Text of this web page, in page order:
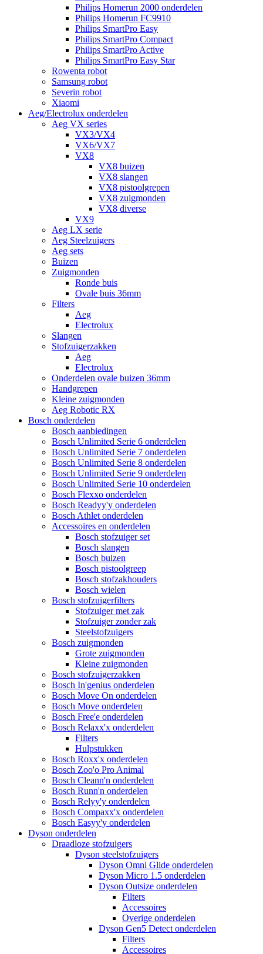
Philips Homerun 2000 onderdelen
Philips Homerun FC9910
Philips SmartPro Easy
Philips SmartPro Compact
Philips SmartPro Active
Philips SmartPro Easy Star
Rowenta robot
Samsung robot
Severin robot
Xiaomi
Aeg/Electrolux onderdelen
Aeg VX series
VX3/VX4
VX6/VX7
VX8
VX8 buizen
VX8 slangen
VX8 pistoolgrepen
VX8 zuigmonden
VX8 diverse
VX9
Aeg LX serie
Aeg Steelzuigers
Aeg sets
Buizen
Zuigmonden
Ronde buis
Ovale buis 36mm
Filters
Aeg
Electrolux
Slangen
Stofzuigerzakken
Aeg
Electrolux
Onderdelen ovale buizen 36mm
Handgrepen
Kleine zuigmonden
Aeg Robotic RX
Bosch onderdelen
Bosch aanbiedingen
Bosch Unlimited Serie 6 onderdelen
Bosch Unlimited Serie 7 onderdelen
Bosch Unlimited Serie 8 onderdelen
Bosch Unlimited Serie 9 onderdelen
Bosch Unlimited Serie 10 onderdelen
Bosch Flexxo onderdelen
Bosch Readyy'y onderdelen
Bosch Athlet onderdelen
Accessoires en onderdelen
Bosch stofzuiger set
Bosch slangen
Bosch buizen
Bosch pistoolgreep
Bosch stofzakhouders
Bosch wielen
Bosch stofzuigerfilters
Stofzuiger met zak
Stofzuiger zonder zak
Steelstofzuigers
Bosch zuigmonden
Grote zuigmonden
Kleine zuigmonden
Bosch stofzuigerzakken
Bosch In'genius onderdelen
Bosch Move On onderdelen
Bosch Move onderdelen
Bosch Free'e onderdelen
Bosch Relaxx'x onderdelen
Filters
Hulpstukken
Bosch Roxx'x onderdelen
Bosch Zoo'o Pro Animal
Bosch Cleann'n onderdelen
Bosch Runn'n onderdelen
Bosch Relyy'y onderdelen
Bosch Compaxx'x onderdelen
Bosch Easyy'y onderdelen
Dyson onderdelen
Draadloze stofzuigers
Dyson steelstofzuigers
Dyson Omni Glide onderdelen
Dyson Micro 1.5 onderdelen
Dyson Outsize onderdelen
Filters
Accessoires
Overige onderdelen
Dyson Gen5 Detect onderdelen
Filters
Accessoires